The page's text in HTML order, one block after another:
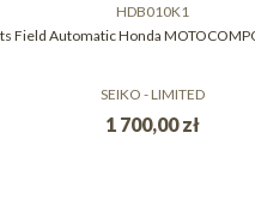
HDB010K1
Field Automatic Honda
SEIKO - LIMITED
1 700,00 zł